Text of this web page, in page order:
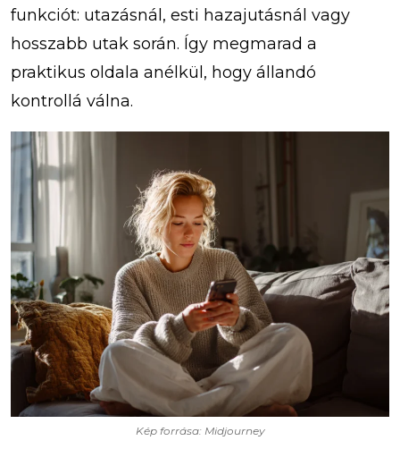
funkciót: utazásnál, esti hazajutásnál vagy
hosszabb utak során. Így megmarad a
praktikus oldala anélkül, hogy állandó
kontrollá válna.
Kép forrása: Midjourney